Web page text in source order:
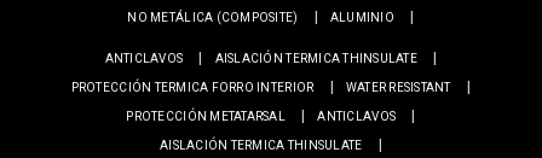
NO METÁLICA (COMPOSITE)
ALUMINIO
ANTICLAVOS
AISLACIÓN TERMICA THINSULATE
PROTECCIÓN TERMICA FORRO INTERIOR
WATER RESISTANT
PROTECCIÓN METATARSAL
ANTICLAVOS
AISLACIÓN TERMICA THINSULATE